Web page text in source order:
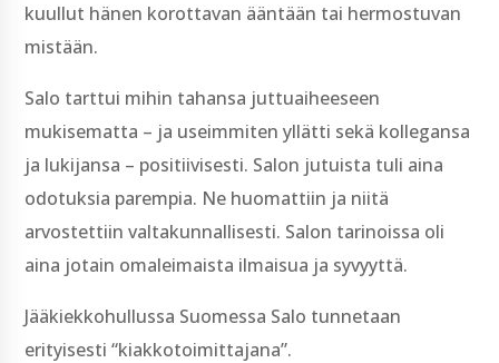
kuullut hänen korottavan ääntään tai hermostuvan
mistään.
Salo tarttui mihin tahansa juttuaiheeseen
mukisematta – ja useimmiten yllätti sekä kollegansa
ja lukijansa – positiivisesti. Salon jutuista tuli aina
odotuksia parempia. Ne huomattiin ja niitä
arvostettiin valtakunnallisesti. Salon tarinoissa oli
aina jotain omaleimaista ilmaisua ja syvyyttä.
Jääkiekkohullussa Suomessa Salo tunnetaan
erityisesti “kiakkotoimittajana”.